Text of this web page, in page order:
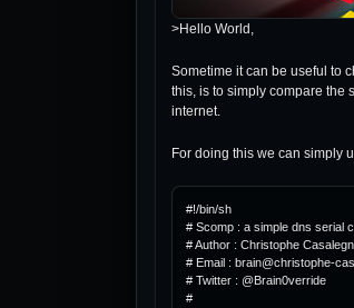
>Hello World,
Sometime it can be useful to
this, is to simply compare the
internet.
For doing this we can simply
#!/bin/sh
# Scomp : a simple dns serial
# Author : Christophe
# Email : brain@christophe-
# Twitter : @Brain0verride
#